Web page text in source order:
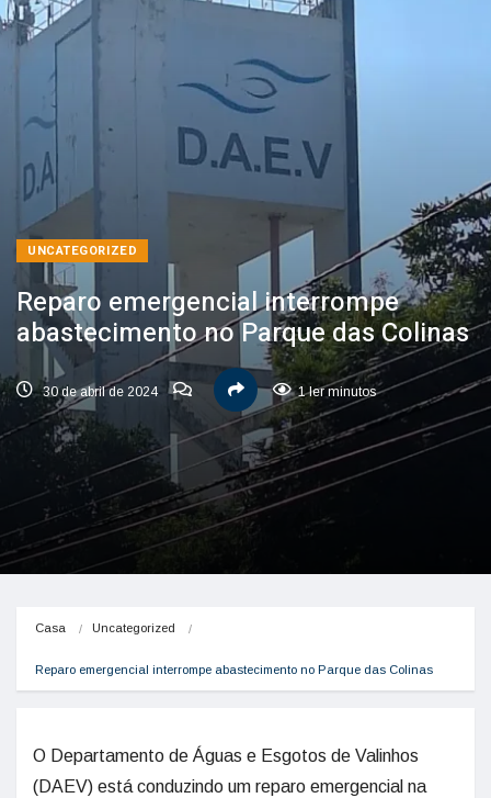
UNCATEGORIZED
Reparo emergencial interrompe
abastecimento no Parque das Colinas
30 de abril de 2024 1 ler minutos
Casa Uncategorized
Reparo emergencial interrompe abastecimento no Parque das Colinas
O Departamento de Águas e Esgotos de Valinhos
(DAEV) está conduzindo um reparo emergencial na